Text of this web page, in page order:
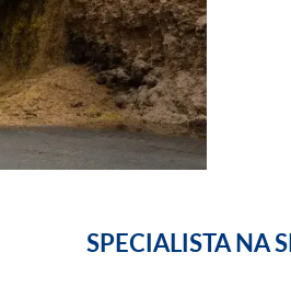
SPECIALISTA NA